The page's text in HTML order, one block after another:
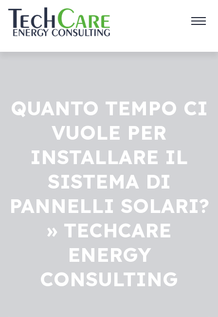
QUANTO TEMPO CI
VUOLE PER
INSTALLARE IL
SISTEMA DI
PANNELLI SOLARI?
» TECHCARE
ENERGY
CONSULTING